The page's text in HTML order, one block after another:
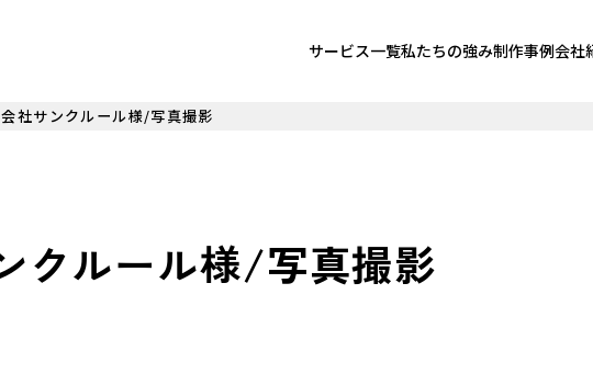
サービス一覧私たちの強み制作事例会社
社サンクルール様/写真撮影
クルール様/写真撮影